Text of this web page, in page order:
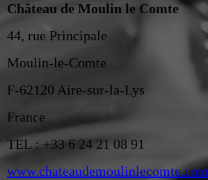
Château de Moulin le Comte
44, rue Principale
Moulin-le-Comte
F-62120 Aire-sur-la-Lys
France
TEL : +33 6 24 21 08 91
www.chateaudemoulinlecomte.com